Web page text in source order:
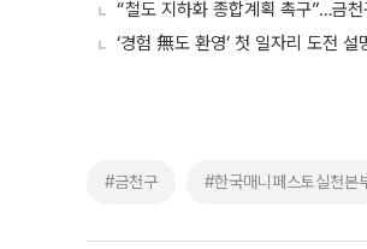
“철도 지하화 종합계획 촉구”…금
‘경험 無도 환영’ 첫 일자리 도전 설
#금천구 #한국매니페스토실천본